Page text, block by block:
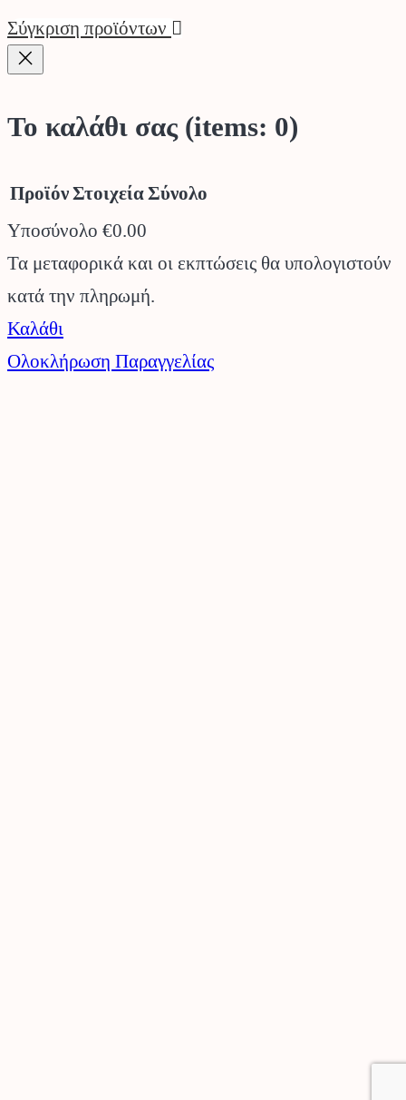
Σύγκριση προϊόντων
Το καλάθι σας (items: 0)
Προϊόντα
στο
καλάθι
ΠροϊόνΣτοιχείαΣύνολο
Υποσύνολο €0.00
Τα μεταφορικά και οι εκπτώσεις θα υπολογιστούν
κατά την πληρωμή.
Καλάθι
Ολοκλήρωση Παραγγελίας